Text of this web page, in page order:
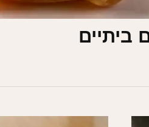
ביתיים